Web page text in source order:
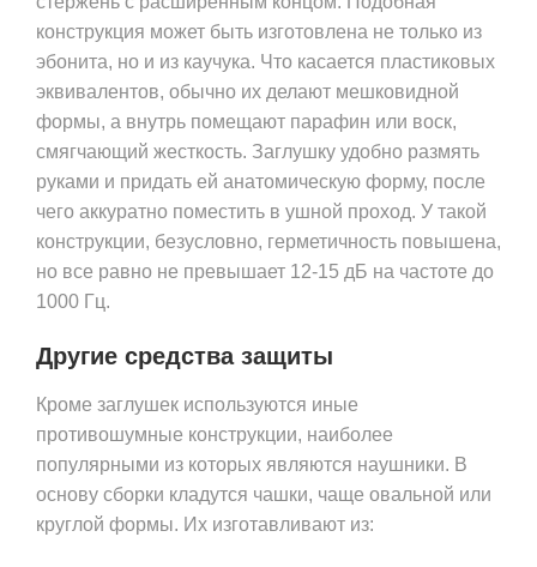
конструкция может быть изготовлена не только из
эбонита, но и из каучука. Что касается пластиковых
эквивалентов, обычно их делают мешковидной
формы, а внутрь помещают парафин или воск,
смягчающий жесткость. Заглушку удобно размять
руками и придать ей анатомическую форму, после
чего аккуратно поместить в ушной проход. У такой
конструкции, безусловно, герметичность повышена,
но все равно не превышает 12-15 дБ на частоте до
1000 Гц.
Другие средства защиты
Кроме заглушек используются иные
противошумные конструкции, наиболее
популярными из которых являются наушники. В
основу сборки кладутся чашки, чаще овальной или
круглой формы. Их изготавливают из: